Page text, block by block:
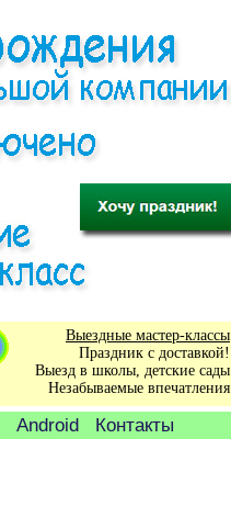
Выездные мастер-классы
Праздник с доставкой!
Выезд в школы, детские сады
Незабываемые впечатления
Android Контакты